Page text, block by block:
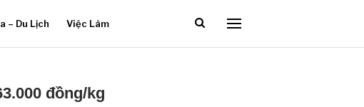
– Du Lịch Việc Làm
đồng/kg